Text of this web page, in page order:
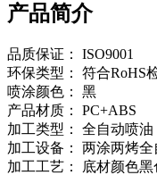
产品简介
品质保证： ISO9001
环保类型： 符合RoHS
喷涂颜色： 黑
产品材质： PC+ABS
加工类型： 全自动喷油
加工设备： 两涂两烤全
加工工艺： 底材颜色